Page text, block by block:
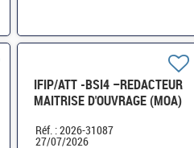
IFIP/ATT -BSI4 –REDACTEUR
MAITRISE D'OUVRAGE (MOA)
Réf. : 2026-31087
27/07/2026